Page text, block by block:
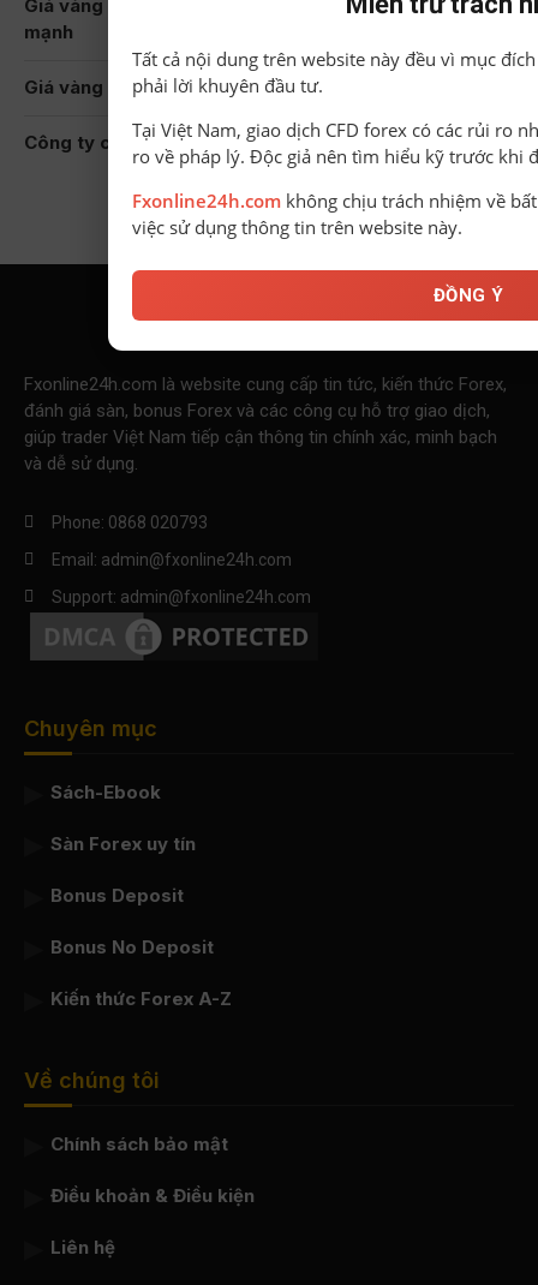
Giá vàng hôm nay 8-8 trong nước giảm, thế giới tăng
mạnh
Giá vàng hôm nay 7-8 Nối dài đà tăng
Công ty của Bầu Đức chính thức được chấp thuận IPO
Fxonline24h.com là website cung cấp tin tức, kiến thức Forex,
đánh giá sàn, bonus Forex và các công cụ hỗ trợ giao dịch,
giúp trader Việt Nam tiếp cận thông tin chính xác, minh bạch
và dễ sử dụng.
Phone: 0868 020793
Email: admin@fxonline24h.com
Support: admin@fxonline24h.com
Chuyên mục
Sách-Ebook
Sàn Forex uy tín
Bonus Deposit
Bonus No Deposit
Kiến thức Forex A-Z
Về chúng tôi
Chính sách bảo mật
Điều khoản & Điều kiện
Liên hệ
Tất cả nội dung trên website này đều vì mục
phải lời khuyên đầu tư.
Tại Việt Nam, giao dịch CFD forex có các rủi ro
ro về pháp lý. Độc giả nên tìm hiểu kỹ trước khi
Fxonline24h.com không chịu trách nhiệm về
việc sử dụng thông tin trên website này.
ĐỒNG Ý